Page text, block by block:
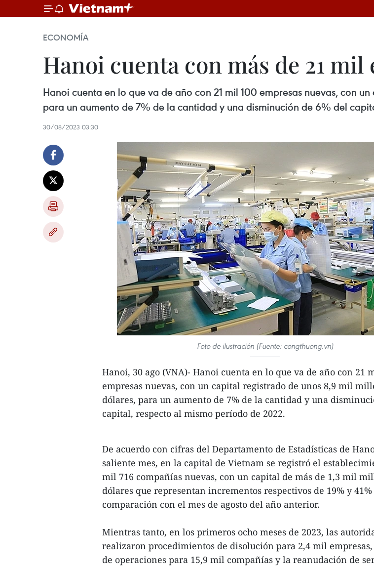
ECONOMÍA
Hanoi cuenta con más de 21 mil
Hanoi cuenta en lo que va de año con 21 mil 100 empresas nuevas, con
para un aumento de 7% de la cantidad y una disminución de 6% del
30/08/2023 03:30
Foto de ilustración (Fuente: congthuong.vn)
Hanoi, 30 ago (VNA)- Hanoi cuenta en lo que va de año con 21
empresas nuevas, con un capital registrado de unos 8,9 mil
dólares, para un aumento de 7% de la cantidad y una
capital, respecto al mismo período de 2022.
De acuerdo con cifras del Departamento de Estadísticas de
saliente mes, en la capital de Vietnam se registró el
mil 716 compañías nuevas, con un capital de más de 1,3 mil
dólares que representan incrementos respectivos de 19% y 41%
comparación con el mes de agosto del año anterior.
Mientras tanto, en los primeros ocho meses de 2023, las
realizaron procedimientos de disolución para 2,4 mil empresas,
de operaciones para 15,9 mil compañías y la reanudación de